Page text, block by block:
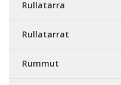
Rullatarra
Rullatarrat
Rummut